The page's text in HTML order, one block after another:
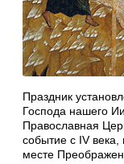
Праздник
Господа нашего
Православная
событие с IV века,
месте